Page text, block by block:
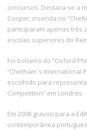
concursos. Destaca-se a
Cooper, inserida no
participaram apenas três
escolas superiores do
Foi bolseiro do “Oxford
“Chetham´s International
escolhido para
Competition” em Londres.
Em 2008 gravou para a
contemporânea